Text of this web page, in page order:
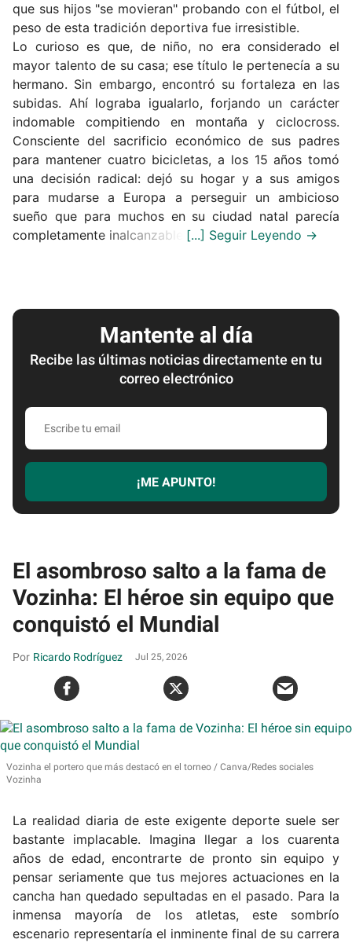
que sus hijos "se movieran" probando con el fútbol, el
peso de esta tradición deportiva fue irresistible.
Lo curioso es que, de niño, no era considerado el
mayor talento de su casa; ese título le pertenecía a su
hermano. Sin embargo, encontró su fortaleza en las
subidas. Ahí lograba igualarlo, forjando un carácter
indomable compitiendo en montaña y ciclocross.
Consciente del sacrificio económico de sus padres
para mantener cuatro bicicletas, a los 15 años tomó
una decisión radical: dejó su hogar y a sus amigos
para mudarse a Europa a perseguir un ambicioso
sueño que para muchos en su ciudad natal parecía
completamente inalcanzable.
Mantente al día
Recibe las últimas noticias directamente en tu
correo electrónico
Escribe
email
¡ME APUNTO!
El asombroso salto a la fama de
Vozinha: El héroe sin equipo que
conquistó el Mundial
Ricardo Rodríguez Jul 25, 2026
Vozinha el portero que más destacó en el torneo
Canva/Redes sociales
Vozinha
La realidad diaria de este exigente deporte suele ser
bastante implacable. Imagina llegar a los cuarenta
años de edad, encontrarte de pronto sin equipo y
pensar seriamente que tus mejores actuaciones en la
cancha han quedado sepultadas en el pasado. Para la
inmensa mayoría de los atletas, este sombrío
escenario representaría el inminente final de su carrera